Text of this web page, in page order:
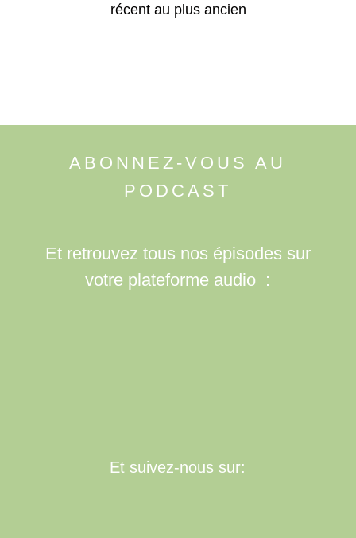
récent au plus ancien
ABONNEZ-VOUS AU
PODCAST
Et retrouvez tous nos épisodes sur
votre plateforme audio :
Et suivez-nous sur: